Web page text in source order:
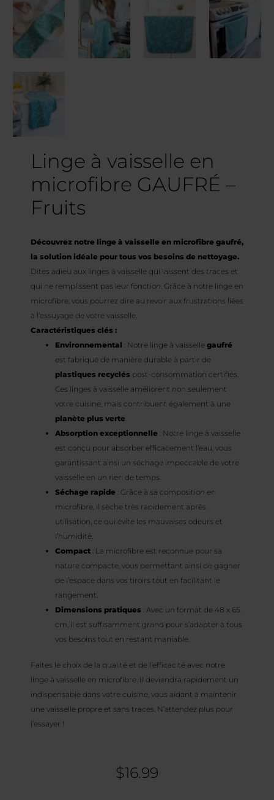
Linge à vaisselle en
microfibre GAUFRÉ –
Fruits
Découvrez notre linge à vaisselle en microfibre gaufré,
la solution idéale pour tous vos besoins de nettoyage.
Dites adieu aux linges à vaisselle qui laissent des traces et
qui ne remplissent pas leur fonction. Grâce à notre linge en
microfibre, vous pourrez dire au revoir aux frustrations liées
à l’essuyage de votre vaisselle.
Caractéristiques clés :
Environnemental : Notre linge à vaisselle gaufré
est fabriqué de manière durable à partir de
plastiques recyclés post-consommation certifiés.
Ces linges à vaisselle améliorent non seulement
votre cuisine, mais contribuent également à une
planète plus verte
Absorption exceptionnelle : Notre linge à vaisselle
est conçu pour absorber efficacement l’eau, vous
garantissant ainsi un séchage impeccable de votre
vaisselle en un rien de temps.
Séchage rapide : Grâce à sa composition en
microfibre, il sèche très rapidement après
utilisation, ce qui évite les mauvaises odeurs et
l’humidité.
Compact : La microfibre est reconnue pour sa
nature compacte, vous permettant ainsi de gagner
de l’espace dans vos tiroirs tout en facilitant le
rangement.
Dimensions pratiques : Avec un format de 48 x 65
cm, il est suffisamment grand pour s’adapter à tous
vos besoins tout en restant maniable.
Faites le choix de la qualité et de l’efficacité avec notre
linge à vaisselle en microfibre. Il deviendra rapidement un
indispensable dans votre cuisine, vous aidant à maintenir
une vaisselle propre et sans traces. N’attendez plus pour
l’essayer !
$16.99